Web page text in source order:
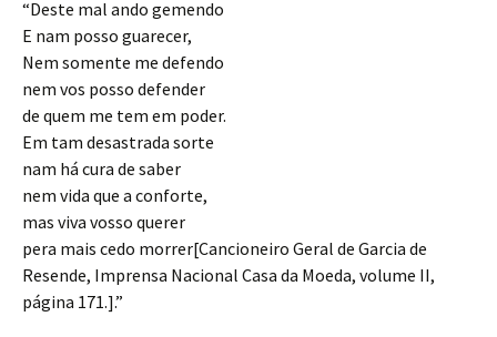
“Deste mal ando gemendo
E nam posso guarecer,
Nem somente me defendo
nem vos posso defender
de quem me tem em poder.
Em tam desastrada sorte
nam há cura de saber
nem vida que a conforte,
mas viva vosso querer
pera mais cedo morrer[Cancioneiro Geral de Garcia de
Resende, Imprensa Nacional Casa da Moeda, volume II,
página 171.].”